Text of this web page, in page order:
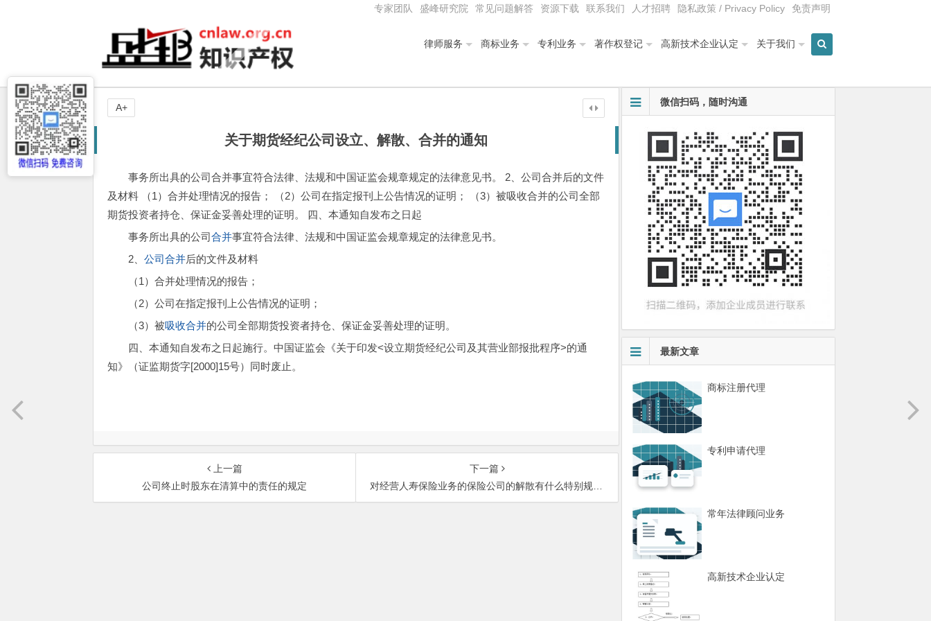
专家团队 盛峰研究院 常见问题解答 资源下载 联系我们 人才招聘 隐私政策 / Privacy Policy 免责声明
律师服务 商标业务 专利业务 著作权登记 高新技术企业认定 关于我们
关于期货经纪公司设立、解散、合并的通知
事务所出具的公司合并事宜符合法律、法规和中国证监会规章规定的法律意见书。 2、公司合并后的文件
及材料 （1）合并处理情况的报告； （2）公司在指定报刊上公告情况的证明； （3）被吸收合并的公司全部
期货投资者持仓、保证金妥善处理的证明。 四、本通知自发布之日起
事务所出具的公司合并事宜符合法律、法规和中国证监会规章规定的法律意见书。
2、公司合并后的文件及材料
（1）合并处理情况的报告；
（2）公司在指定报刊上公告情况的证明；
（3）被吸收合并的公司全部期货投资者持仓、保证金妥善处理的证明。
四、本通知自发布之日起施行。中国证监会《关于印发<设立期货经纪公司及其营业部报批程序>的通
知》（证监期货字[2000]15号）同时废止。
A+
上一篇
公司终止时股东在清算中的责任的规定
下一篇
对经营人寿保险业务的保险公司的解散有什么特别规定？
微信扫码，随时沟通
最新文章
商标注册代理
专利申请代理
常年法律顾问业务
高新技术企业认定